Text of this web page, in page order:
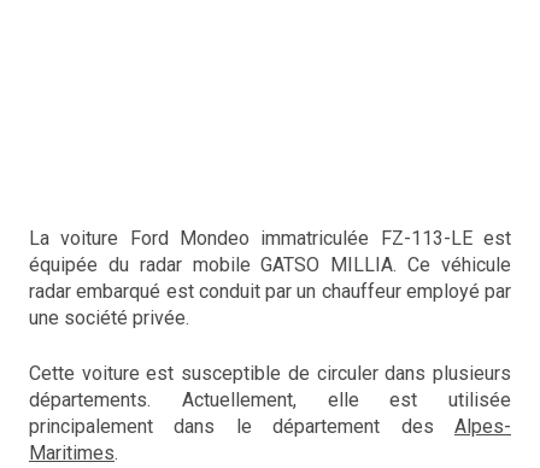
La voiture Ford Mondeo immatriculée FZ-113-LE est
équipée du radar mobile GATSO MILLIA. Ce véhicule
radar embarqué est conduit par un chauffeur employé par
une société privée.
Cette voiture est susceptible de circuler dans plusieurs
départements. Actuellement, elle est utilisée
principalement dans le département des Alpes-
Maritimes.